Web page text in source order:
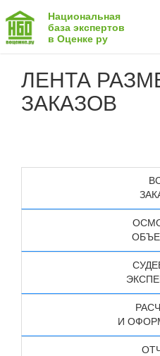
Национальная
база экспертов
в Оценке ру
ЛЕНТА
ЗАКАЗОВ
И